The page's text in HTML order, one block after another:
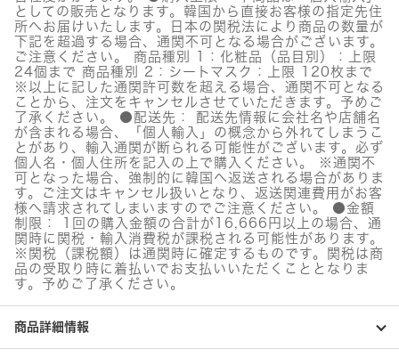
番
な
で
な
で
グ
リ
ー
ン
セ
ラ
ム
個
としての販売となります。韓国から直接お客様の指定先住
所へお届けいたします。日本の関税法により商品の数量が
下記を超過する場合、通関不可となる場合がございます。
ご注意ください。 商品種別 1：化粧品（品目別）：上限
24個まで 商品種別 2：シートマスク：上限 120枚まで
※以上に記した通関許可数を超える場合、通関不可となる
ことから、注文をキャンセルさせていただきます。予めご
了承ください。 ●配送先： 配送先情報に会社名や店舗名
が含まれる場合、「個人輸入」の概念から外れてしまうこ
とがあり、輸入通関が断られる可能性がございます。必ず
個人名・個人住所を記入の上で購入ください。 ※通関不
可となった場合、強制的に韓国へ返送される場合がありま
す。ご注文はキャンセル扱いとなり、返送関連費用がお客
様へ請求されてしまいますのでご注意ください。 ●金額
制限： 1回の購入金額の合計が16,666円以上の場合、通
関時に関税・輸入消費税が課税される可能性があります。
※関税（課税額）は通関時に確定するものです。関税は商
品の受取り時に着払いでお支払いいただくこととなりま
す。予めご了承ください。
商品詳細情報